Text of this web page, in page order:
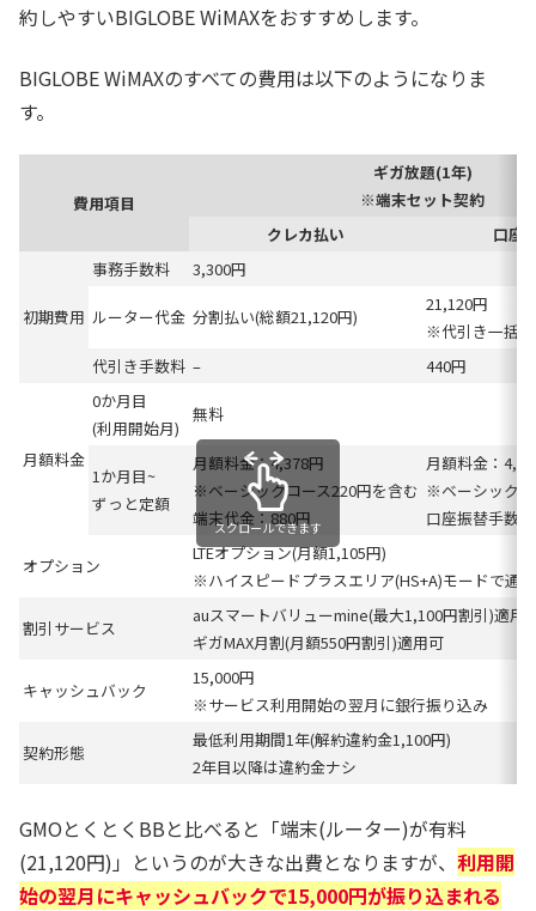
約しやすいBIGLOBE WiMAXをおすすめします。
BIGLOBE WiMAXのすべての費用は以下のようになりま
す。
費用項目
ギガ放題(1年)
※端末セット契約
クレカ払い
口座
初期費用
事務手数料 3,300円
ルーター代金 分割払い(総額21,120円)
21,120円
※代引き一括
代引き手数料 – 440円
月額料金
0か月目
(利用開始月)
無料
1か月目~
ずっと定額
月額料金：4,378円
※ベーシックコース220円を含む
端末代金：880円
月額料金：
※ベーシック
口座振替手数
オプション
LTEオプション(月額1,105円)
※ハイスピードプラスエリア(HS+A)モードで通
割引サービス
auスマートバリューmine(最大1,100円割引)適用
ギガMAX月割(月額550円割引)適用可
キャッシュバック
15,000円
※サービス利用開始の翌月に銀行振り込み
契約形態
最低利用期間1年(解約違約金1,100円)
2年目以降は違約金ナシ
スクロールできます
GMOとくとくBBと比べると「端末(ルーター)が有料
(21,120円)」というのが大きな出費となりますが、 利用開
始の翌月にキャッシュバックで15,000円が振り込まれる